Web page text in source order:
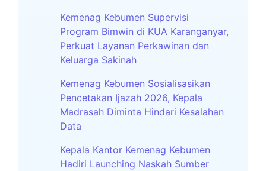
Kemenag Kebumen Supervisi
Program Bimwin di KUA Karanganyar,
Perkuat Layanan Perkawinan dan
Keluarga Sakinah
Kemenag Kebumen Sosialisasikan
Pencetakan Ijazah 2026, Kepala
Madrasah Diminta Hindari Kesalahan
Data
Kepala Kantor Kemenag Kebumen
Hadiri Launching Naskah Sumber